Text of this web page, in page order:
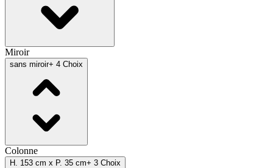
Miroir
sans miroir+ 4 Choix
Colonne
H. 153 cm x P. 35 cm+ 3 Choix